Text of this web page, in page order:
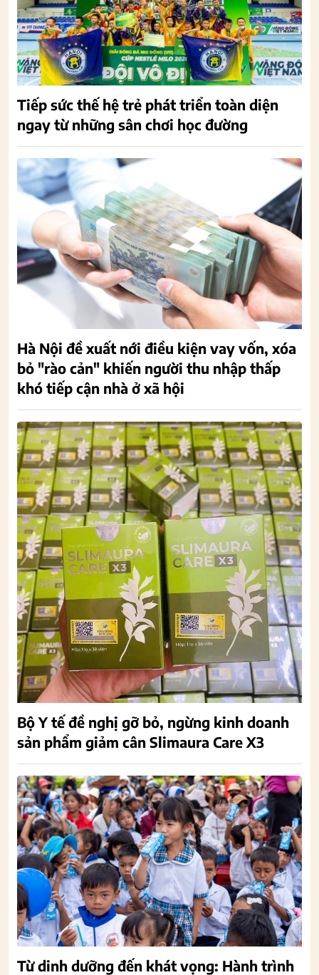
Tiếp sức thế hệ trẻ phát triển toàn diện
ngay từ những sân chơi học đường
Hà Nội đề xuất nới điều kiện vay vốn, xóa
bỏ "rào cản" khiến người thu nhập thấp
khó tiếp cận nhà ở xã hội
Bộ Y tế đề nghị gỡ bỏ, ngừng kinh doanh
sản phẩm giảm cân Slimaura Care X3
Từ dinh dưỡng đến khát vọng: Hành trình